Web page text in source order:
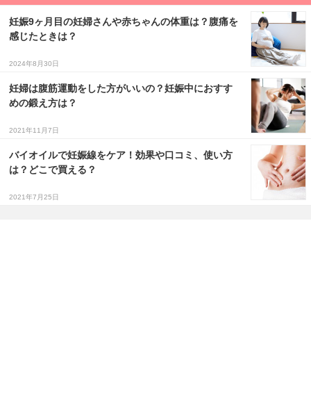
妊娠9ヶ月目の妊婦さんや赤ちゃんの体重は？腹痛を
感じたときは？
2024年8月30日
妊婦は腹筋運動をした方がいいの？妊娠中におすす
めの鍛え方は？
2021年11月7日
バイオイルで妊娠線をケア！効果や口コミ、使い方
は？どこで買える？
2021年7月25日